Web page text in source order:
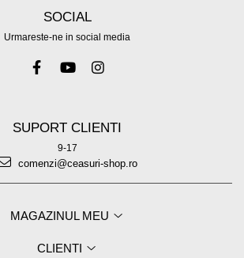
SOCIAL
Urmareste-ne in social media
SUPORT CLIENTI
9-17
comenzi@ceasuri-shop.ro
MAGAZINUL MEU
CLIENTI